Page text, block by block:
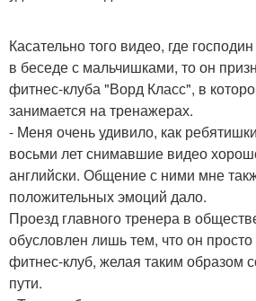
Касательно того видео, где
в беседе с мальчишками, то он
фитнес-клуба "Ворд Класс", в
занимается на тренажерах.
- Меня очень удивило, как
восьми лет снимавшие видео
английски. Общение с ними мне
положительных эмоций дало.
Проезд главного тренера в
обусловлен лишь тем, что он
фитнес-клуб, желая таким образом
пути.